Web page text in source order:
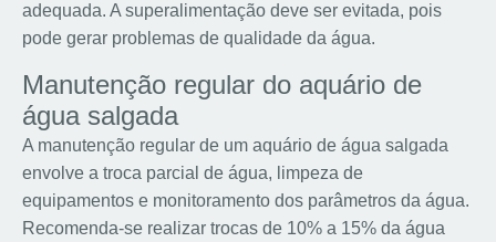
adequada. A superalimentação deve ser evitada, pois
pode gerar problemas de qualidade da água.
Manutenção regular do aquário de
água salgada
A manutenção regular de um aquário de água salgada
envolve a troca parcial de água, limpeza de
equipamentos e monitoramento dos parâmetros da água.
Recomenda-se realizar trocas de 10% a 15% da água